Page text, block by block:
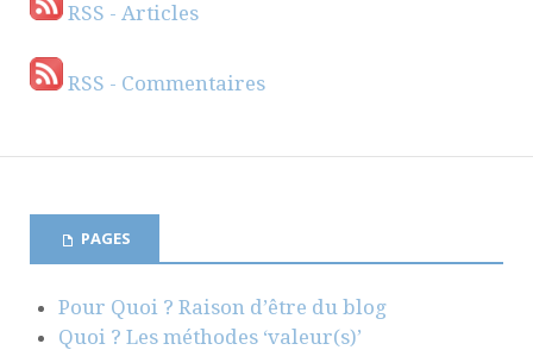
RSS - Articles
RSS - Commentaires
PAGES
Pour Quoi ? Raison d’être du blog
Quoi ? Les méthodes ‘valeur(s)’